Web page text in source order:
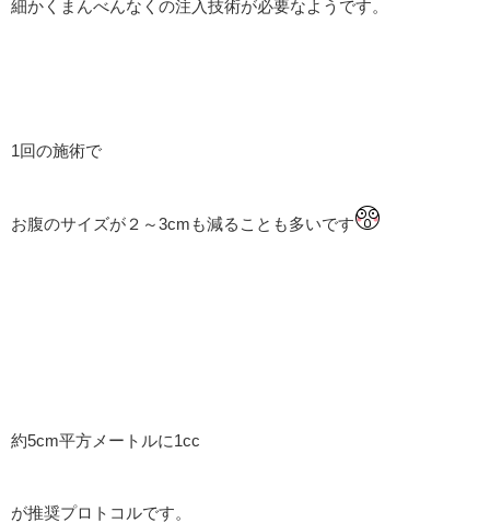
細かくまんべんなくの注入技術が必要なようです。
1回の施術で
お腹のサイズが２～3cmも減ることも多いです
約5cm平方メートルに1cc
が推奨プロトコルです。